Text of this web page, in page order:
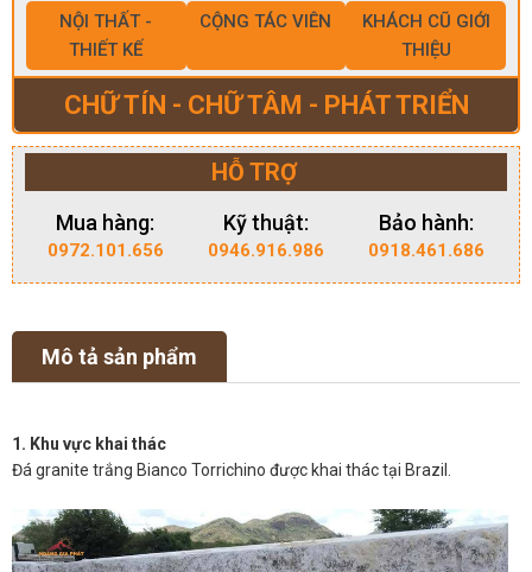
NỘI THẤT -
THIẾT KẾ
CỘNG TÁC VIÊN
KHÁCH CŨ GIỚI
THIỆU
CHỮ TÍN - CHỮ TÂM - PHÁT TRIỂN
HỖ TRỢ
Mua hàng:
0972.101.656
Kỹ thuật:
0946.916.986
Bảo hành:
0918.461.686
Mô tả sản phẩm
1. Khu vực khai thác
Đá granite trắng Bianco Torrichino được khai thác tại Brazil.